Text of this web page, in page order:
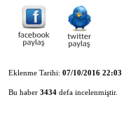
Eklenme Tarihi: 07/10/2016 22:03
Bu haber 3434 defa incelenmiştir.